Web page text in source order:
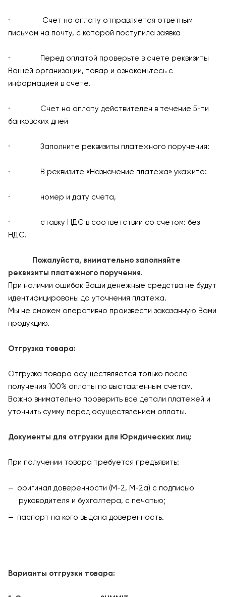
· Счет на оплату отправляется ответным
письмом на почту, с которой поступила заявка
· Перед оплатой проверьте в счете реквизиты
Вашей организации, товар и ознакомьтесь с
информацией в счете.
· Счет на оплату действителен в течение 5-ти
банковских дней
· Заполните реквизиты платежного поручения:
· В реквизите «Назначение платежа» укажите:
· номер и дату счета,
· ставку НДС в соответствии со счетом: без
НДС.
Пожалуйста, внимательно заполняйте
реквизиты платежного поручения.
При наличии ошибок Ваши денежные средства не будут
идентифицированы до уточнения платежа.
Мы не сможем оперативно произвести заказанную Вами
продукцию.
Отгрузка товара:
Отгрузка товара осуществляется только после
получения 100% оплаты по выставленным счетам.
Важно внимательно проверить все детали платежей и
уточнить сумму перед осуществлением оплаты.
Документы для отгрузки для Юридических лиц:
При получении товара требуется предъявить:
оригинал доверенности (М-2, М-2а) с подписью
руководителя и бухгалтера, с печатью;
паспорт на кого выдана доверенность.
Варианты отгрузки товара: